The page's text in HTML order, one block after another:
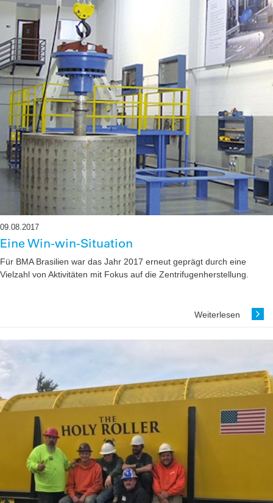
09.08.2017
Eine Win-win-Situation
Für BMA Brasilien war das Jahr 2017 erneut geprägt durch eine
Vielzahl von Aktivitäten mit Fokus auf ­die Zentrifugenherstellung.
Weiterlesen